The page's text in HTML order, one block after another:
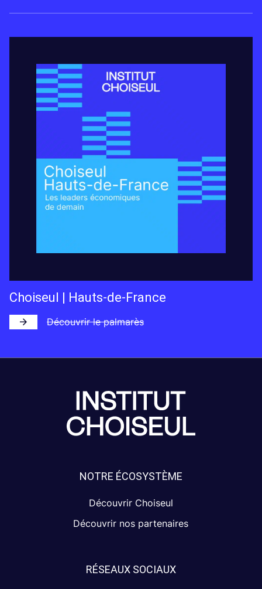
Choiseul | Hauts-de-France
Découvrir le palmarès
NOTRE ÉCOSYSTÈME
Découvrir Choiseul
Découvrir nos partenaires
RÉSEAUX SOCIAUX